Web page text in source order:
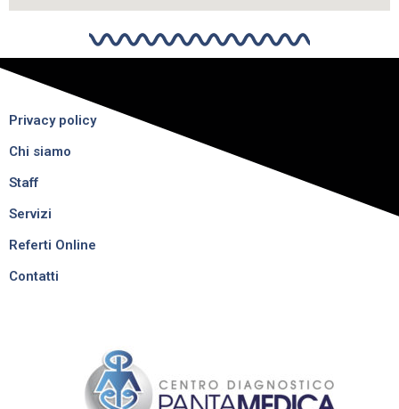
Privacy policy
Chi siamo
Staff
Servizi
Referti Online
Contatti